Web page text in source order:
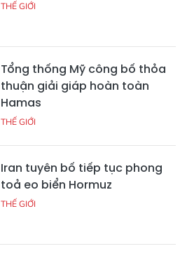
THẾ GIỚI
Tổng thống Mỹ công bố thỏa
thuận giải giáp hoàn toàn
Hamas
THẾ GIỚI
Iran tuyên bố tiếp tục phong
toả eo biển Hormuz
THẾ GIỚI